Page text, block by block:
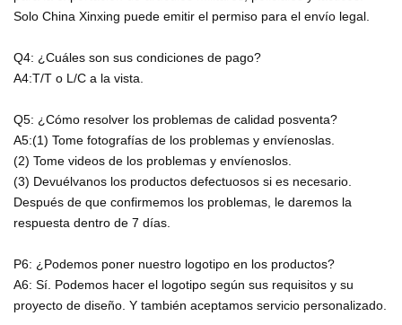
Solo China Xinxing puede emitir el permiso para el envío legal.
Q4: ¿Cuáles son sus condiciones de pago?
A4:T/T o L/C a la vista.
Q5: ¿Cómo resolver los problemas de calidad posventa?
A5:(1) Tome fotografías de los problemas y envíenoslas.
(2) Tome videos de los problemas y envíenoslos.
(3) Devuélvanos los productos defectuosos si es necesario.
Después de que confirmemos los problemas, le daremos la
respuesta dentro de 7 días.
P6: ¿Podemos poner nuestro logotipo en los productos?
A6: Sí. Podemos hacer el logotipo según sus requisitos y su
proyecto de diseño. Y también aceptamos servicio personalizado.